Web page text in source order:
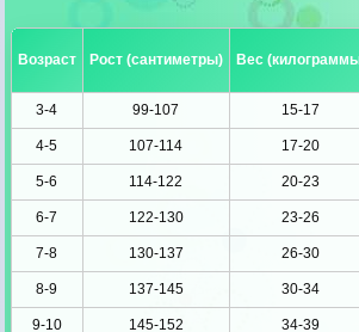
Возраст Рост (сантиметры) Вес
3-4 99-107 15-17
4-5 107-114 17-20
5-6 114-122 20-23
6-7 122-130 23-26
7-8 130-137 26-30
8-9 137-145 30-34
9-10 145-152 34-39